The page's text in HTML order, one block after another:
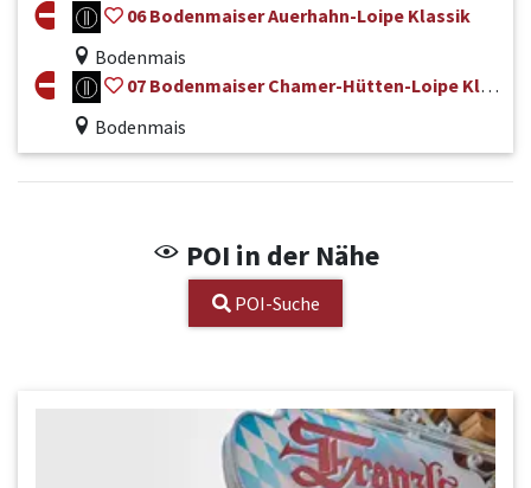
06 Bodenmaiser Auerhahn-Loipe Klassik
Bodenmais
07 Bodenmaiser Chamer-Hütten-Loipe Klassik
Bodenmais
POI in der Nähe
POI-Suche